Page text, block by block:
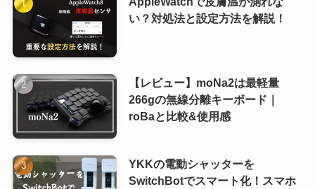
い？対処法と設定方法を解説！
【レビュー】moNa2は最軽量
266gの無線分離キーボード｜
roBaと比較&使用感
YKKの電動シャッターを
SwitchBotでスマート化！スマホ